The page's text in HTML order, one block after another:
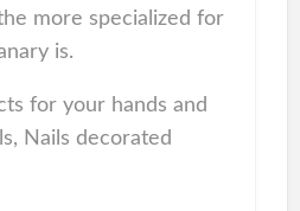
more specialized for
is.
for your hands and
Nails decorated